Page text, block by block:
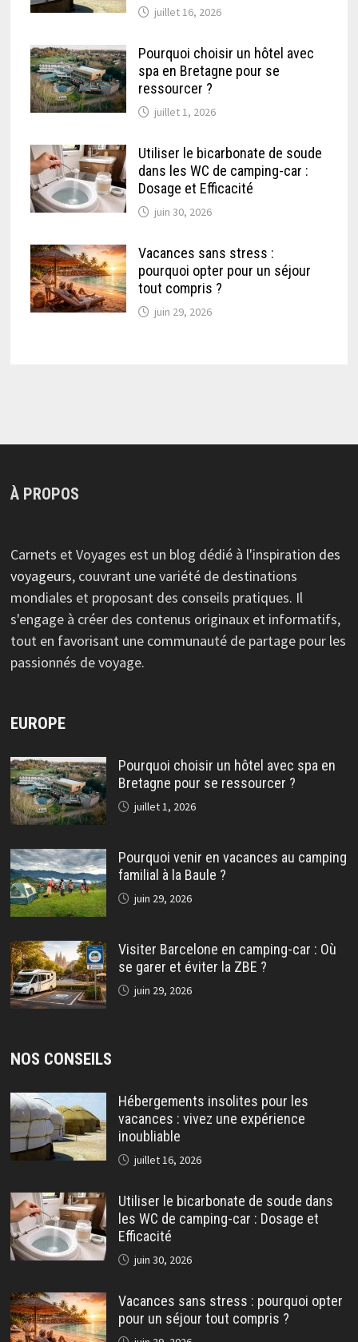
juillet 16, 2026
Pourquoi choisir un hôtel avec
spa en Bretagne pour se
ressourcer ?
juillet 1, 2026
Utiliser le bicarbonate de soude
dans les WC de camping-car :
Dosage et Efficacité
juin 30, 2026
Vacances sans stress :
pourquoi opter pour un séjour
tout compris ?
juin 29, 2026
À PROPOS
Carnets et Voyages est un blog dédié à l'inspiration des
voyageurs, couvrant une variété de destinations
mondiales et proposant des conseils pratiques. Il
s'engage à créer des contenus originaux et informatifs,
tout en favorisant une communauté de partage pour les
passionnés de voyage.
EUROPE
Pourquoi choisir un hôtel avec spa en
Bretagne pour se ressourcer ?
juillet 1, 2026
Pourquoi venir en vacances au camping
familial à la Baule ?
juin 29, 2026
Visiter Barcelone en camping-car : Où
se garer et éviter la ZBE ?
juin 29, 2026
NOS CONSEILS
Hébergements insolites pour les
vacances : vivez une expérience
inoubliable
juillet 16, 2026
Utiliser le bicarbonate de soude dans
les WC de camping-car : Dosage et
Efficacité
juin 30, 2026
Vacances sans stress : pourquoi opter
pour un séjour tout compris ?